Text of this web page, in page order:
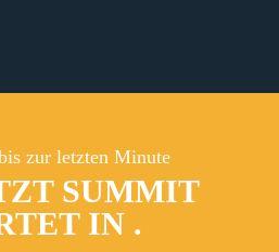
zur letzten Minute
SUMMIT
IN .